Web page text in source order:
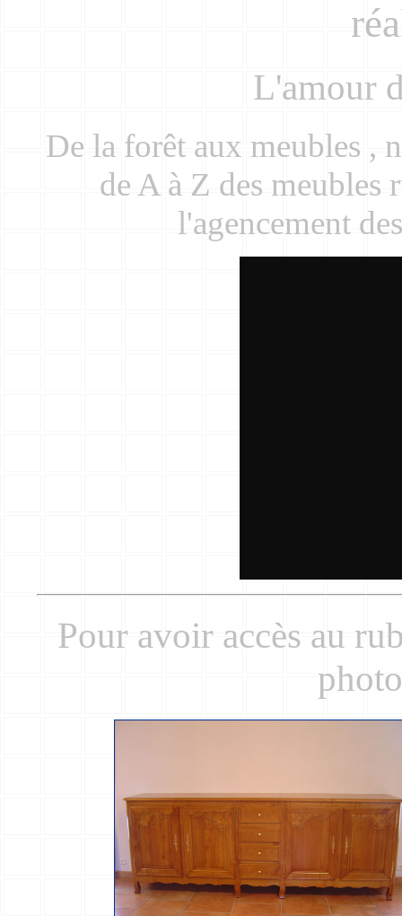
L'amour
De la forêt aux meubles ,
de A à Z des meubles
l'agencement
Pour avoir accès au